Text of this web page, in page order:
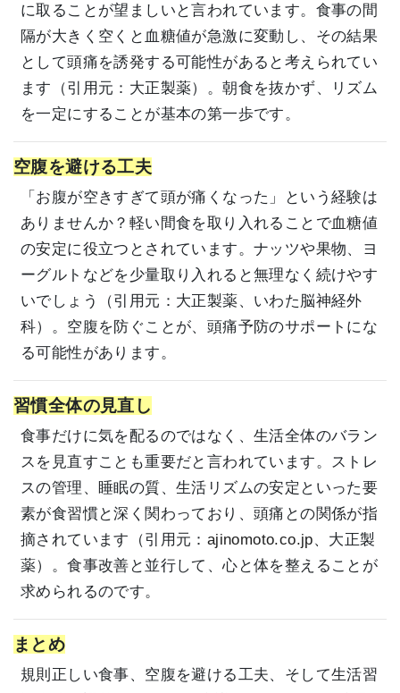
に取ることが望ましいと言われています。食事の間
隔が大きく空くと血糖値が急激に変動し、その結果
として頭痛を誘発する可能性があると考えられてい
ます（引用元： 大正製薬）。朝食を抜かず、リズム
を一定にすることが基本の第一歩です。
空腹を避ける工夫
「お腹が空きすぎて頭が痛くなった」という経験は
ありませんか？軽い間食を取り入れることで血糖値
の安定に役立つとされています。ナッツや果物、ヨ
ーグルトなどを少量取り入れると無理なく続けやす
いでしょう（引用元： 大正製薬、 いわた脳神経外
科）。空腹を防ぐことが、頭痛予防のサポートにな
る可能性があります。
習慣全体の見直し
食事だけに気を配るのではなく、生活全体のバラン
スを見直すことも重要だと言われています。ストレ
スの管理、睡眠の質、生活リズムの安定といった要
素が食習慣と深く関わっており、頭痛との関係が指
摘されています（引用元： ajinomoto.co.jp、 大正製
薬）。食事改善と並行して、心と体を整えることが
求められるのです。
まとめ
規則正しい食事、空腹を避ける工夫、そして生活習